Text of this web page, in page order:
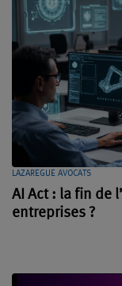
LAZAREGUE AVOCATS
AI Act : la fin de
entreprises ?